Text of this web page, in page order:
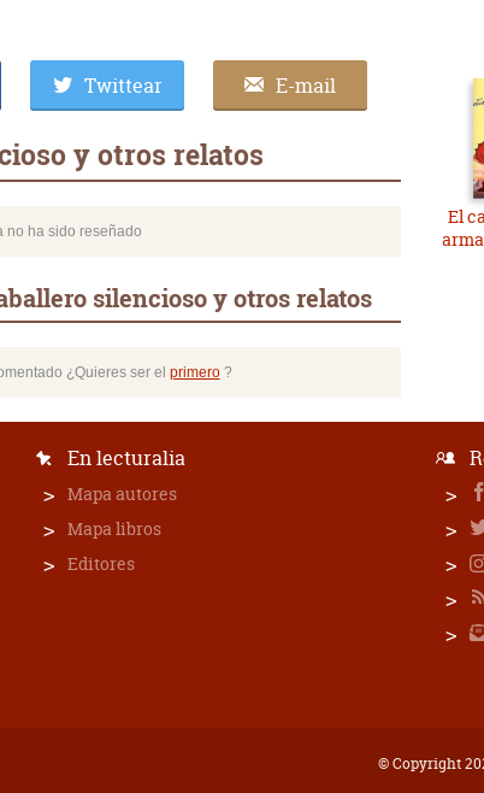
Twittear E-mail
y otros relatos
no ha sido reseñado
silencioso y otros relatos
¿Quieres ser el primero?
El
En lecturalia
Mapa autores
Mapa libros
Editores
© Copyright